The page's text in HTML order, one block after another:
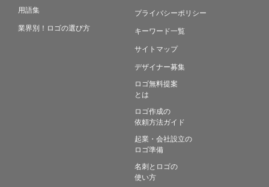
用語集
業界別！ロゴの選び方
プライバシーポリシー
キーワード一覧
サイトマップ
デザイナー募集
ロゴ無料提案
とは
ロゴ作成の
依頼方法ガイド
起業・会社設立の
ロゴ準備
名刺とロゴの
使い方